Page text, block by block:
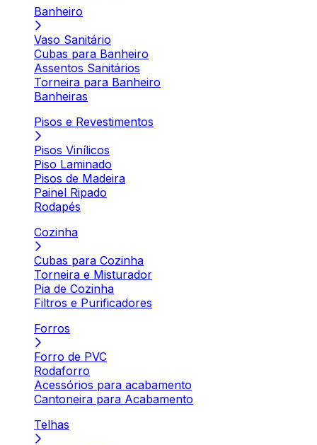
Banheiro
Vaso Sanitário
Cubas para Banheiro
Assentos Sanitários
Torneira para Banheiro
Banheiras
Pisos e Revestimentos
Pisos Vinílicos
Piso Laminado
Pisos de Madeira
Painel Ripado
Rodapés
Cozinha
Cubas para Cozinha
Torneira e Misturador
Pia de Cozinha
Filtros e Purificadores
Forros
Forro de PVC
Rodaforro
Acessórios para acabamento
Cantoneira para Acabamento
Telhas